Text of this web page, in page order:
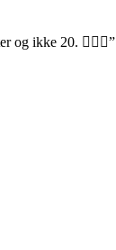
og ikke 20. 🤷🏼‍♂️”